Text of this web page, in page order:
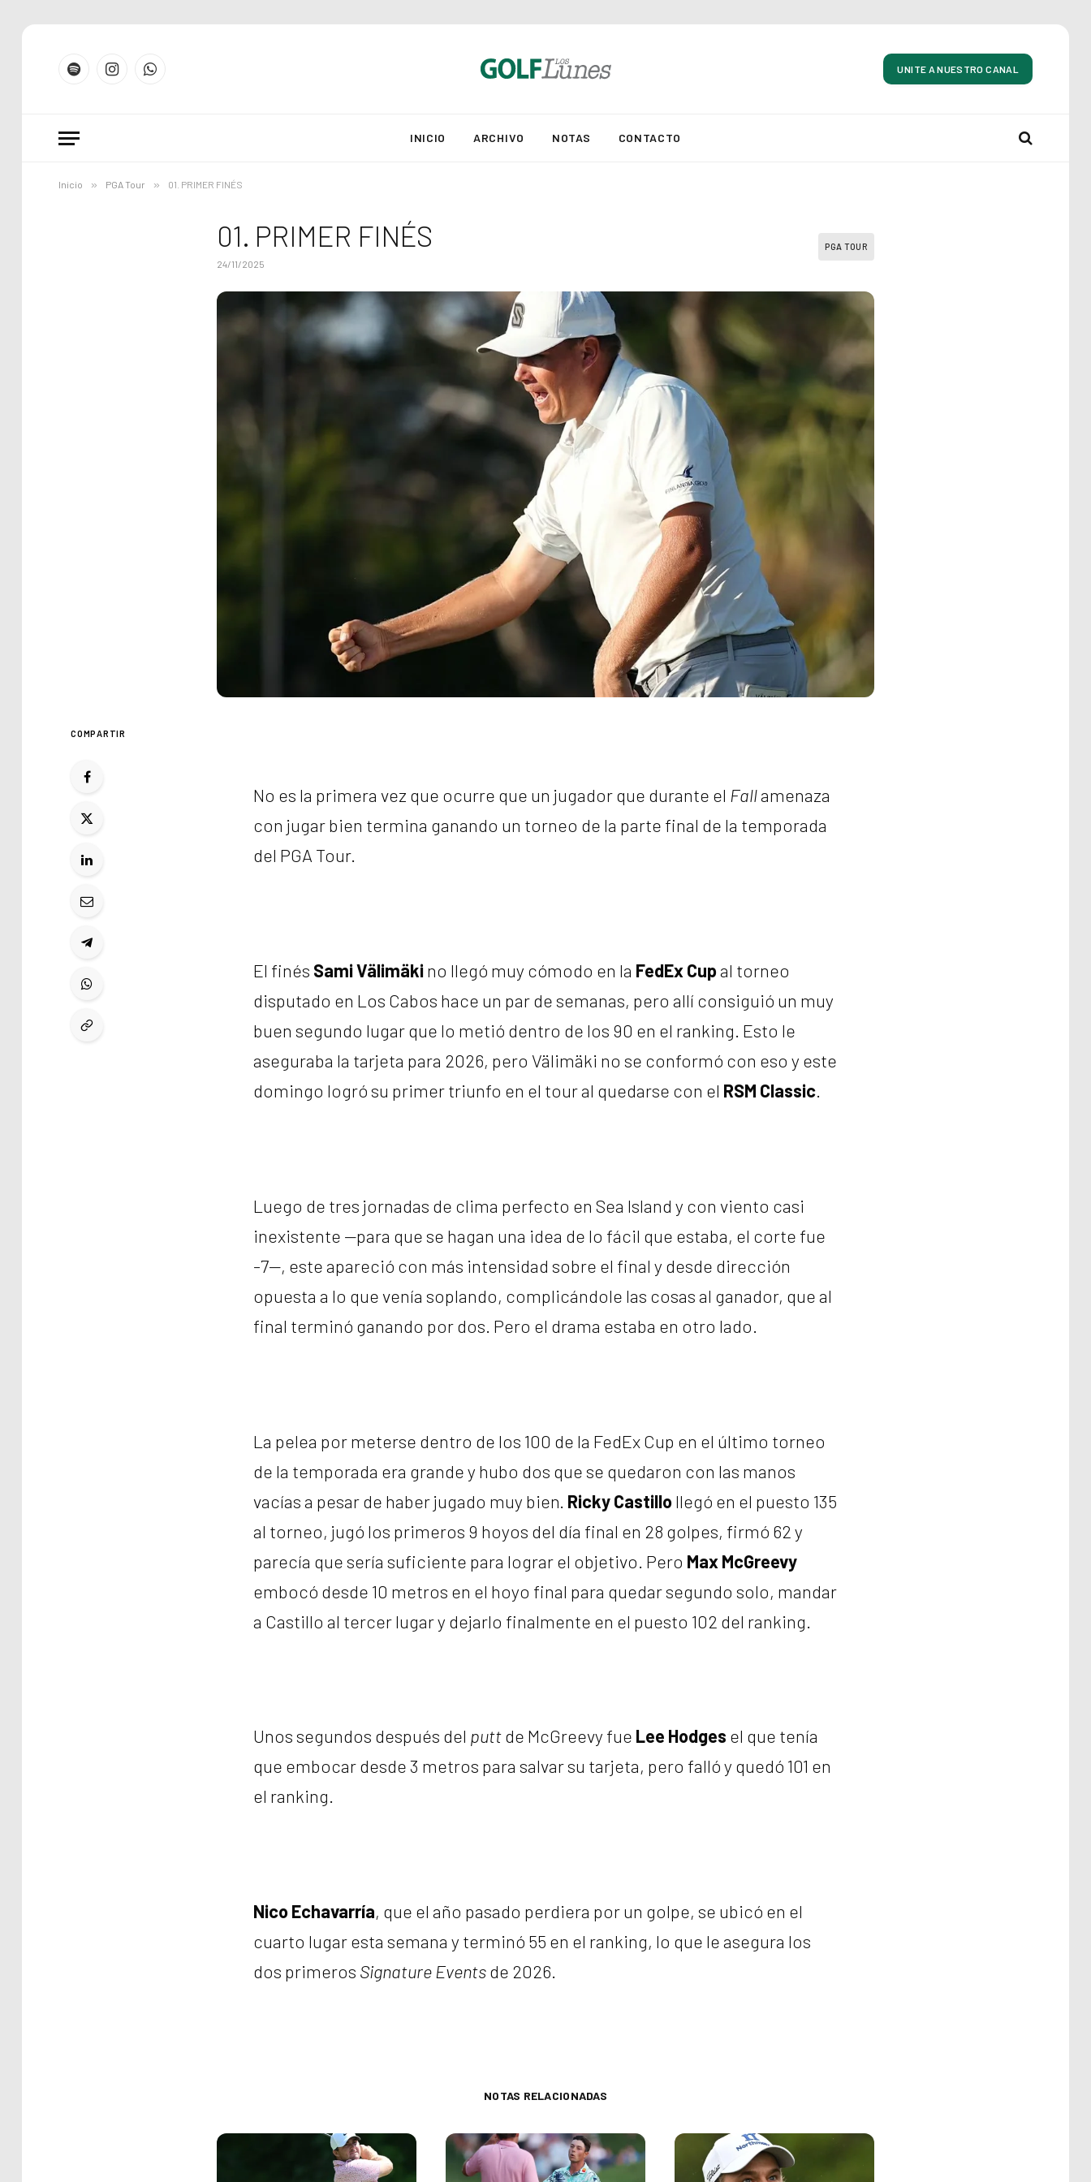
SpotifyInstagramWhatsApp
UNITE A NUESTRO CANAL
INICIO ARCHIVO NOTAS CONTACTO
Inicio » PGA Tour » 01. PRIMER FINÉS
01. PRIMER FINÉS
24/11/2025
PGA TOUR
COMPARTIR
No es la primera vez que ocurre que un jugador que durante el Fallamenaza
con jugar bien termina ganando un torneo de la parte final de la temporada
del PGA Tour.
El finés Sami Välimäkino llegó muy cómodo en la FedEx Cupal torneo
disputado en Los Cabos hace un par de semanas, pero allí consiguió un muy
buen segundo lugar que lo metió dentro de los 90 en el ranking. Esto le
aseguraba la tarjeta para 2026, pero Välimäki no se conformó con eso y este
domingo logró su primer triunfo en el tour al quedarse con el RSM Classic
Luego de tres jornadas de clima perfecto en Sea Island y con viento casi
inexistente —para que se hagan una idea de lo fácil que estaba, el corte fue
-7—, este apareció con más intensidad sobre el final y desde dirección
opuesta a lo que venía soplando, complicándole las cosas al ganador, que al
final terminó ganando por dos. Pero el drama estaba en otro lado.
La pelea por meterse dentro de los 100 de la FedEx Cup en el último torneo
de la temporada era grande y hubo dos que se quedaron con las manos
vacías a pesar de haber jugado muy bien. Ricky Castillollegó en el puesto 135
al torneo, jugó los primeros 9 hoyos del día final en 28 golpes, firmó 62 y
parecía que sería suficiente para lograr el objetivo. Pero Max McGreevy
embocó desde 10 metros en el hoyo final para quedar segundo solo, mandar
a Castillo al tercer lugar y dejarlo finalmente en el puesto 102 del ranking.
Unos segundos después del puttde McGreevy fue Lee Hodges el que tenía
que embocar desde 3 metros para salvar su tarjeta, pero falló y quedó 101 en
el ranking.
Nico Echavarría, que el año pasado perdiera por un golpe, se ubicó en el
cuarto lugar esta semana y terminó 55 en el ranking, lo que le asegura los
dos primeros Signature Eventsde 2026.
NOTAS RELACIONADAS